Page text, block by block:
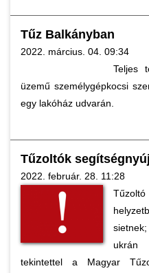
Tűz Balkányban
2022. március. 04. 09:34
Teljes
üzemű személygépkocsi
egy lakóház udvarán.
Tűzoltók
2022. február. 28. 11:28
ukrán
tekintettel a Magyar